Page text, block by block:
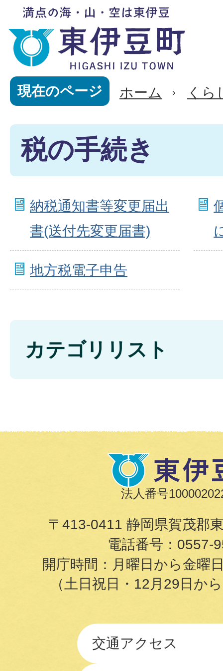
現在のページ ホーム くら
税の手続き
納税通知書等変更届出
書(送付先変更届書)
地方税電子申告
カテゴリリスト
法人番号
〒413-0411 静岡県賀茂郡
電話番号： 0557-
開庁時間：月曜日から金曜
（土日祝日・12月29日か
交通アクセス